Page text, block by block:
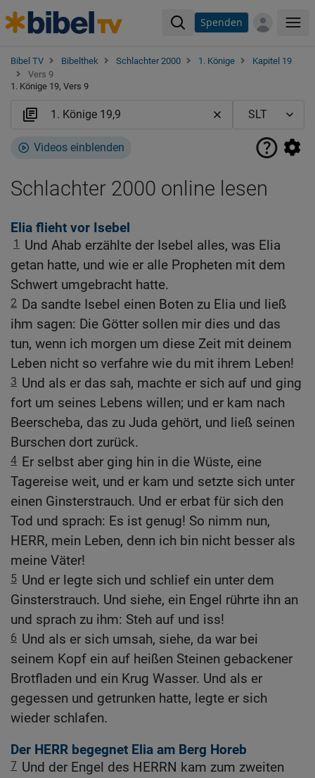
Spenden
Bibel TV Bibelthek Schlachter 2000 1. Könige
Kapitel 19
Vers 9
1. Könige 19, Vers 9
Videos einblenden
Schlachter 2000 online lesen
Elia flieht vor Isebel
1
Und Ahab erzählte der Isebel alles, was Elia
getan hatte, und wie er alle Propheten mit dem
Schwert umgebracht hatte.
2 Da sandte Isebel einen Boten zu Elia und ließ
ihm sagen: Die Götter sollen mir dies und das
tun, wenn ich morgen um diese Zeit mit deinem
Leben nicht so verfahre wie du mit ihrem Leben!
3 Und als er das sah, machte er sich auf und ging
fort um seines Lebens willen; und er kam nach
Beerscheba, das zu Juda gehört, und ließ seinen
Burschen dort zurück.
4 Er selbst aber ging hin in die Wüste, eine
Tagereise weit, und er kam und setzte sich unter
einen Ginsterstrauch. Und er erbat für sich den
Tod und sprach: Es ist genug! So nimm nun,
HERR, mein Leben, denn ich bin nicht besser als
meine Väter!
5 Und er legte sich und schlief ein unter dem
Ginsterstrauch. Und siehe, ein Engel rührte ihn an
und sprach zu ihm: Steh auf und iss!
6 Und als er sich umsah, siehe, da war bei
seinem Kopf ein auf heißen Steinen gebackener
Brotfladen und ein Krug Wasser. Und als er
gegessen und getrunken hatte, legte er sich
wieder schlafen.
Der HERR begegnet Elia am Berg Horeb
7 Und der Engel des HERRN kam zum zweiten